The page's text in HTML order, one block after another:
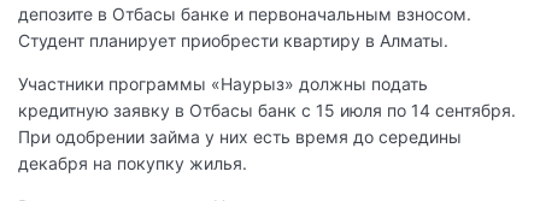
депозите в Отбасы банке и первоначальным взносом.
Студент планирует приобрести квартиру в Алматы.
Участники программы «Наурыз» должны подать
кредитную заявку в Отбасы банк с 15 июля по 14 сентября.
При одобрении займа у них есть время до середины
декабря на покупку жилья.